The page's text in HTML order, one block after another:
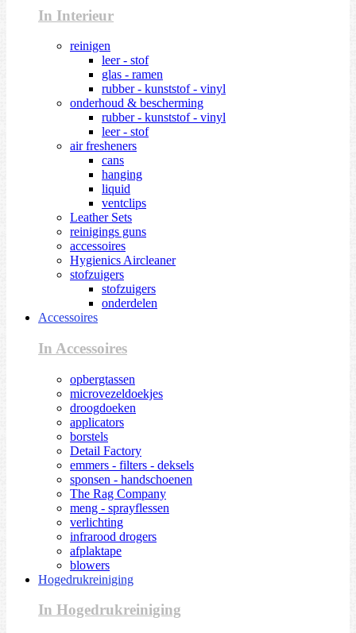
In Interieur
reinigen
leer - stof
glas - ramen
rubber - kunststof - vinyl
onderhoud & bescherming
rubber - kunststof - vinyl
leer - stof
air fresheners
cans
hanging
liquid
ventclips
Leather Sets
reinigings guns
accessoires
Hygienics Aircleaner
stofzuigers
stofzuigers
onderdelen
Accessoires
In Accessoires
opbergtassen
microvezeldoekjes
droogdoeken
applicators
borstels
Detail Factory
emmers - filters - deksels
sponsen - handschoenen
The Rag Company
meng - sprayflessen
verlichting
infrarood drogers
afplaktape
blowers
Hogedrukreiniging
In Hogedrukreiniging